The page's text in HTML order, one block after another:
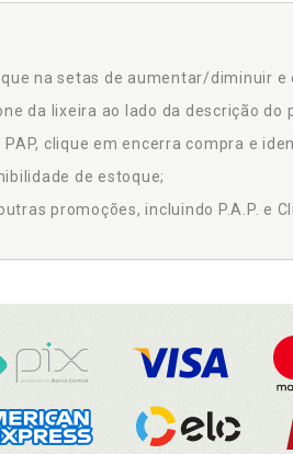
na setas de aumentar/diminuir
da lixeira ao lado da descrição do
clique em encerra compra e
de estoque;
promoções, incluindo P.A.P. e